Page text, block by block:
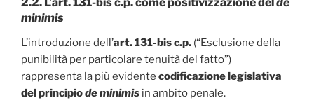
minimis
L’introduzione dell’art. 131-bis c.p. (“Esclusione della
punibilità per particolare tenuità del fatto”)
rappresenta la più evidente codificazione legislativa
del principiode minimis in ambito penale.